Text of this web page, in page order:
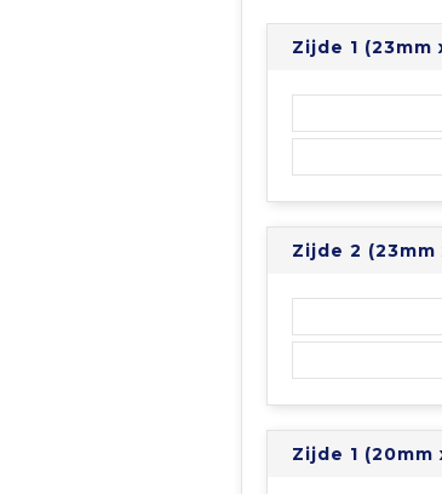
Zijde 1 (23mm
Zijde 2 (23mm
Zijde 1 (20mm